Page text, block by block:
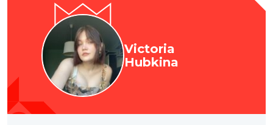
Victoria
Hubkina